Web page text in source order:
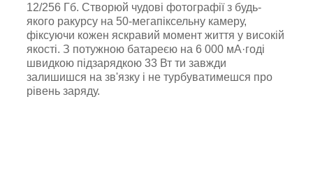
12/256 Гб. Створюй чудові фотографії з будь-
якого ракурсу на 50-мегапіксельну камеру,
фіксуючи кожен яскравий момент життя у високій
якості. З потужною батареєю на 6 000 мА·годі
швидкою підзарядкою 33 Вт ти завжди
залишишся на зв'язку і не турбуватимешся про
рівень заряду.